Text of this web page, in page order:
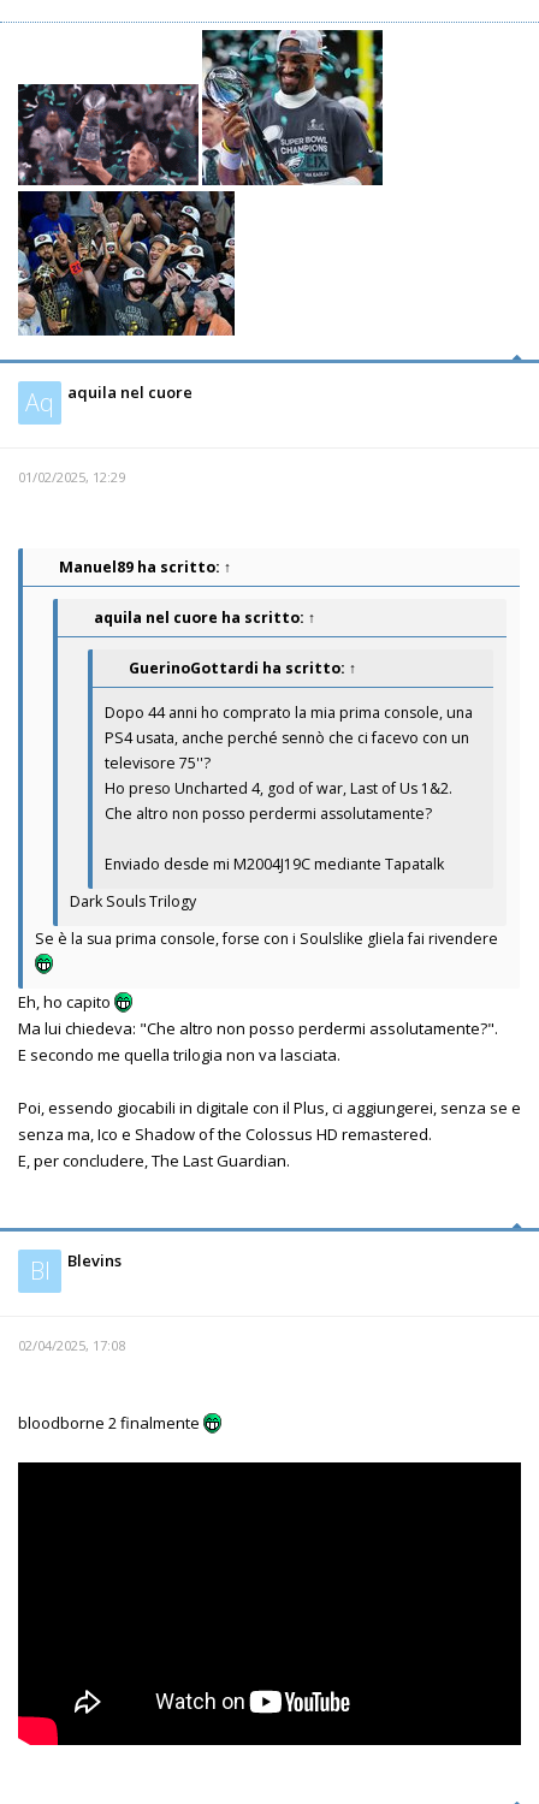
Aq aquila nel cuore
01/02/2025, 12:29
Manuel89 ha scritto: ↑
aquila nel cuore ha scritto: ↑
GuerinoGottardi ha scritto: ↑
Dopo 44 anni ho comprato la mia prima console, una
PS4 usata, anche perché sennò che ci facevo con un
televisore 75''?
Ho preso Uncharted 4, god of war, Last of Us 1&2.
Che altro non posso perdermi assolutamente?
Enviado desde mi M2004J19C mediante Tapatalk
Dark Souls Trilogy
Se è la sua prima console, forse con i Soulslike gliela fai rivendere
Eh, ho capito
Ma lui chiedeva: "Che altro non posso perdermi assolutamente?".
E secondo me quella trilogia non va lasciata.
Poi, essendo giocabili in digitale con il Plus, ci aggiungerei, senza se e
senza ma, Ico e Shadow of the Colossus HD remastered.
E, per concludere, The Last Guardian.
Bl Blevins
02/04/2025, 17:08
bloodborne 2 finalmente